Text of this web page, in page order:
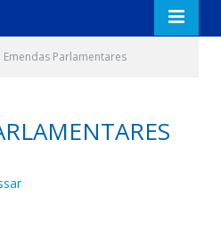
Emendas Parlamentares